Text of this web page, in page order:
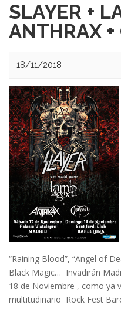
SLAYER +
ANTHRAX
18/11/2018
“Raining Blood”, “Angel of
Black Magic… Invadirán
18 de Noviembre , como ya
multitudinario Rock Fest